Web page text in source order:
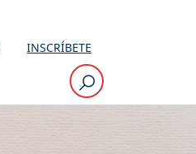
INSCRÍBETE